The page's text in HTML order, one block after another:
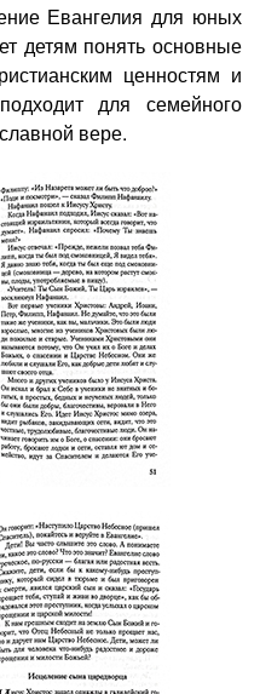
Евангелия для юных
детям понять основные
ценностям и
для семейного
вере.